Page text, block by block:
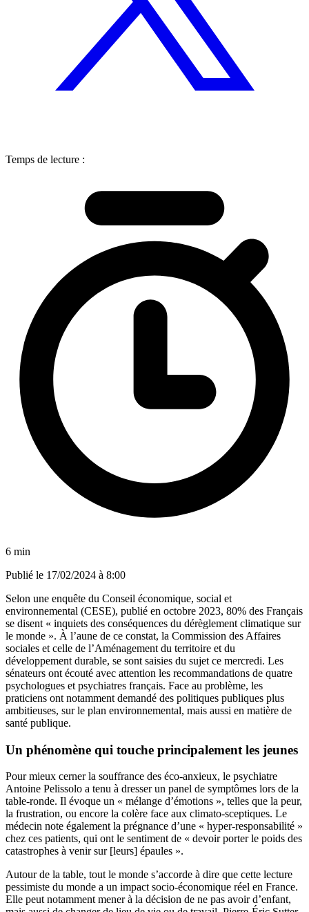
Temps de lecture :
6 min
Publié le 17/02/2024 à 8:00
Selon une enquête du Conseil économique, social et
environnemental (CESE), publié en octobre 2023, 80% des Français
se disent « inquiets des conséquences du dérèglement climatique sur
le monde ». À l’aune de ce constat, la Commission des Affaires
sociales et celle de l’Aménagement du territoire et du
développement durable, se sont saisies du sujet ce mercredi. Les
sénateurs ont écouté avec attention les recommandations de quatre
psychologues et psychiatres français. Face au problème, les
praticiens ont notamment demandé des politiques publiques plus
ambitieuses, sur le plan environnemental, mais aussi en matière de
santé publique.
Un phénomène qui touche principalement les jeunes
Pour mieux cerner la souffrance des éco-anxieux, le psychiatre
Antoine Pelissolo a tenu à dresser un panel de symptômes lors de la
table-ronde. Il évoque un « mélange d’émotions », telles que la peur,
la frustration, ou encore la colère face aux climato-sceptiques. Le
médecin note également la prégnance d’une « hyper-responsabilité »
chez ces patients, qui ont le sentiment de « devoir porter le poids des
catastrophes à venir sur [leurs] épaules ».
Autour de la table, tout le monde s’accorde à dire que cette lecture
pessimiste du monde a un impact socio-économique réel en France.
Elle peut notamment mener à la décision de ne pas avoir d’enfant,